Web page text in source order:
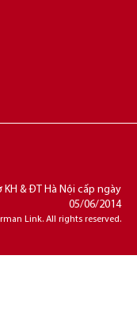
KH & ĐT Hà Nội cấp ngày
05/06/2014
Link. All rights reserved.